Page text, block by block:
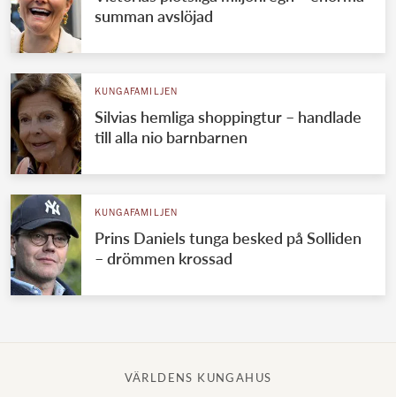
summan avslöjad
KUNGAFAMILJEN
Silvias hemliga shoppingtur – handlade
till alla nio barnbarnen
KUNGAFAMILJEN
Prins Daniels tunga besked på Solliden
– drömmen krossad
VÄRLDENS KUNGAHUS